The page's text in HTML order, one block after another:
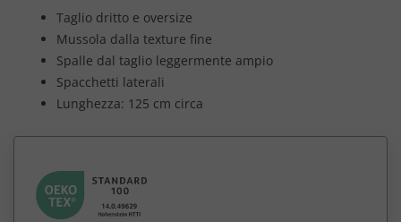
Taglio dritto e oversize
Mussola dalla texture fine
Spalle dal taglio leggermente ampio
Spacchetti laterali
Lunghezza: 125 cm circa